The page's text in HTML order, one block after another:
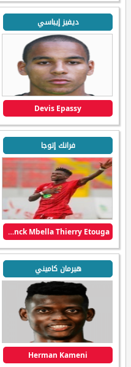
ديفيز إيباسي
Devis Epassy
فرانك إتوجا
Franck Mbella Thierry Etouga
هيرمان كاميني
Herman Kameni